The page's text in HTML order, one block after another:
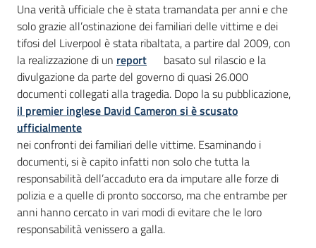
Una verità ufficiale che è stata tramandata per anni e che
solo grazie all’ostinazione dei familiari delle vittime e dei
tifosi del Liverpool è stata ribaltata, a partire dal 2009, con
la realizzazione di un report
basato sul rilascio e la
divulgazione da parte del governo di quasi 26.000
documenti collegati alla tragedia. Dopo la su pubblicazione,
il premier inglese David Cameron si è scusato
ufficialmente
nei confronti dei familiari delle vittime. Esaminando i
documenti, si è capito infatti non solo che tutta la
responsabilità dell’accaduto era da imputare alle forze di
polizia e a quelle di pronto soccorso, ma che entrambe per
anni hanno cercato in vari modi di evitare che le loro
responsabilità venissero a galla.